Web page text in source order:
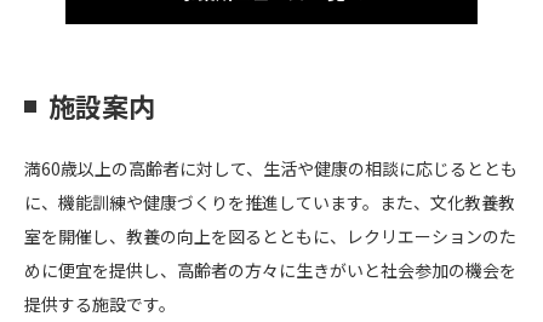
施設案内
満60歳以上の高齢者に対して、生活や健康の相談に応じるととも
に、機能訓練や健康づくりを推進しています。また、文化教養教
室を開催し、教養の向上を図るとともに、レクリエーションのた
めに便宜を提供し、高齢者の方々に生きがいと社会参加の機会を
提供する施設です。